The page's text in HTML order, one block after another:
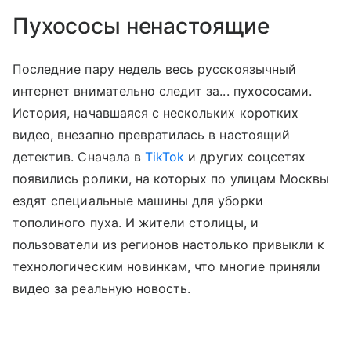
Пухососы ненастоящие
Последние пару недель весь русскоязычный
интернет внимательно следит за... пухососами.
История, начавшаяся с нескольких коротких
видео, внезапно превратилась в настоящий
детектив. Сначала в TikTok и других соцсетях
появились ролики, на которых по улицам Москвы
ездят специальные машины для уборки
тополиного пуха. И жители столицы, и
пользователи из регионов настолько привыкли к
технологическим новинкам, что многие приняли
видео за реальную новость.